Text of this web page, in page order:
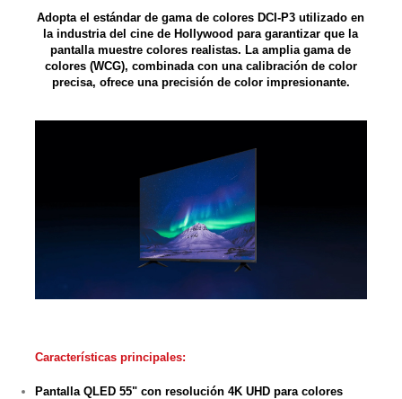
Adopta el estándar de gama de colores DCI-P3 utilizado en
la industria del cine de Hollywood para garantizar que la
pantalla muestre colores realistas. La amplia gama de
colores (WCG), combinada con una calibración de color
precisa, ofrece una precisión de color impresionante.
Características principales:
Pantalla QLED 55"con resolución 4K UHDpara colores